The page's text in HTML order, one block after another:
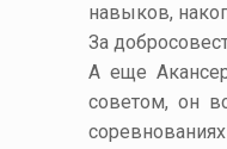
навыков,
За
А еще
советом, он